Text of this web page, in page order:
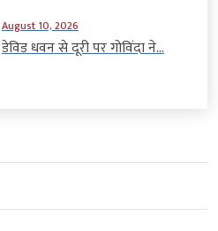
August 10, 2026
डेविड धवन से दूरी पर गोविंदा ने...